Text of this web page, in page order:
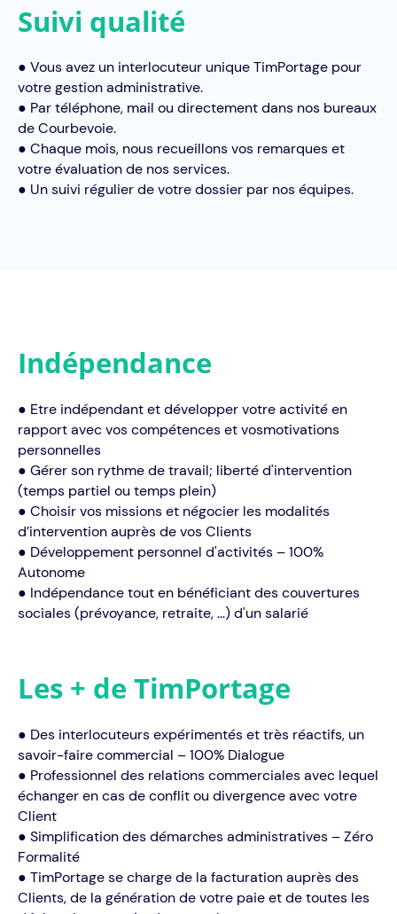
Suivi qualité
● Vous avez un interlocuteur unique TimPortage pour
votre gestion administrative.
● Par téléphone, mail ou directement dans nos bureaux
de Courbevoie.
● Chaque mois, nous recueillons vos remarques et
votre évaluation de nos services.
● Un suivi régulier de votre dossier par nos équipes.
Indépendance
● Être indépendant et développer votre activité en
rapport avec vos compétences et vosmotivations
personnelles
● Gérer son rythme de travail; liberté d'intervention
(temps partiel ou temps plein)
● Choisir vos missions et négocier les modalités
d’intervention auprès de vos Clients
● Développement personnel d'activités – 100%
Autonome
● Indépendance tout en bénéficiant des couvertures
sociales (prévoyance, retraite, ...) d'un salarié
Les + de TimPortage
● Des interlocuteurs expérimentés et très réactifs, un
savoir-faire commercial – 100% Dialogue
● Professionnel des relations commerciales avec lequel
échanger en cas de conflit ou divergence avec votre
Client
● Simplification des démarches administratives – Zéro
Formalité
● TimPortage se charge de la facturation auprès des
Clients, de la génération de votre paie et de toutes les